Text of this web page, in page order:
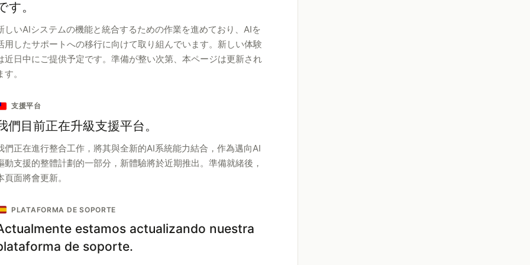
す。
しいAIシステムの機能と統合するための作業を進めており、AIを
用したサポートへの移行に向けて取り組んでいます。新しい体験
近日中にご提供予定です。準備が整い次第、本ページは更新され
す。
支援平台
們目前正在升級支援平台。
們正在進行整合工作，將其與全新的AI系統能力結合，作為邁向AI
動支援的整體計劃的一部分，新體驗將於近期推出。準備就緒後，
頁面將會更新。
PLATAFORMA DE SOPORTE
estamos actualizando nuestra
de soporte.